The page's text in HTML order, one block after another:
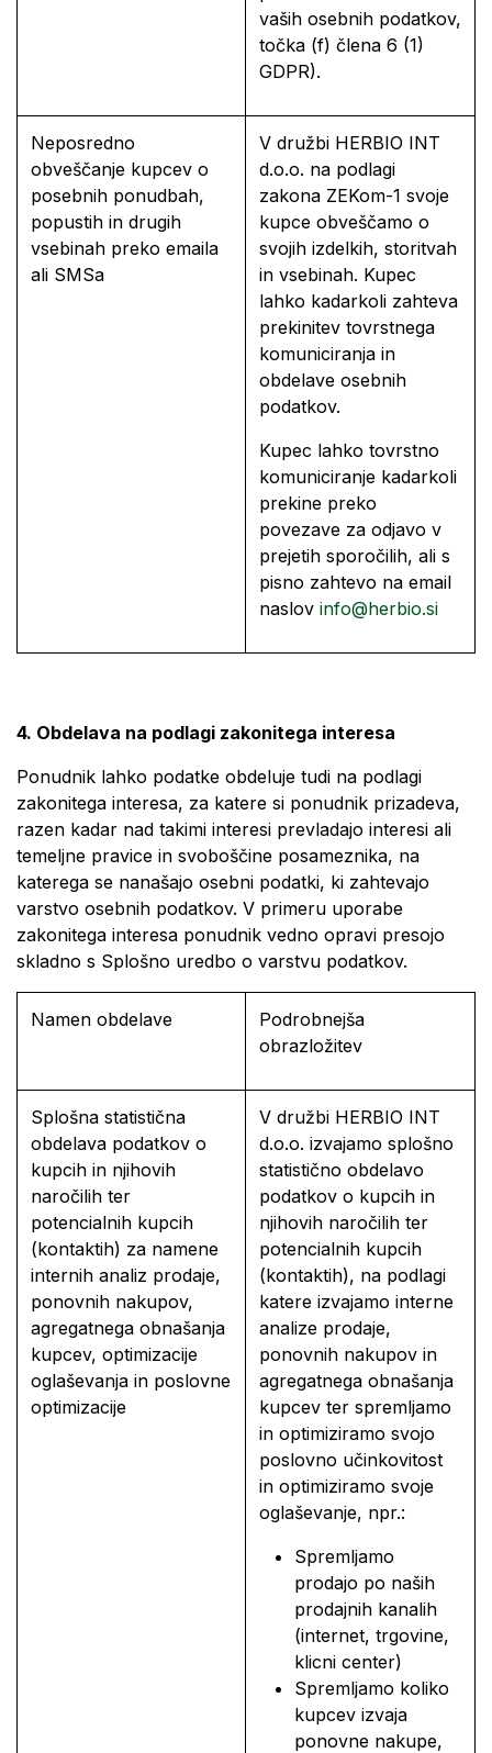
vaših osebnih podatkov,
točka (f) člena 6 (1)
GDPR).
Neposredno
obveščanje kupcev o
posebnih ponudbah,
popustih in drugih
vsebinah preko emaila
ali SMSa
V družbi HERBIO INT
d.o.o. na podlagi
zakona ZEKom-1 svoje
kupce obveščamo o
svojih izdelkih, storitvah
in vsebinah. Kupec
lahko kadarkoli zahteva
prekinitev tovrstnega
komuniciranja in
obdelave osebnih
podatkov.
Kupec lahko tovrstno
komuniciranje kadarkoli
prekine preko
povezave za odjavo v
prejetih sporočilih, ali s
pisno zahtevo na email
naslov info@herbio.si
4. Obdelava na podlagi zakonitega interesa
Ponudnik lahko podatke obdeluje tudi na podlagi
zakonitega interesa, za katere si ponudnik prizadeva,
razen kadar nad takimi interesi prevladajo interesi ali
temeljne pravice in svoboščine posameznika, na
katerega se nanašajo osebni podatki, ki zahtevajo
varstvo osebnih podatkov. V primeru uporabe
zakonitega interesa ponudnik vedno opravi presojo
skladno s Splošno uredbo o varstvu podatkov.
Namen obdelave
Podrobnejša
obrazložitev
Splošna statistična
obdelava podatkov o
kupcih in njihovih
naročilih ter
potencialnih kupcih
(kontaktih) za namene
internih analiz prodaje,
ponovnih nakupov,
agregatnega obnašanja
kupcev, optimizacije
oglaševanja in poslovne
optimizacije
V družbi HERBIO INT
d.o.o. izvajamo splošno
statistično obdelavo
podatkov o kupcih in
njihovih naročilih ter
potencialnih kupcih
(kontaktih), na podlagi
katere izvajamo interne
analize prodaje,
ponovnih nakupov in
agregatnega obnašanja
kupcev ter spremljamo
in optimiziramo svojo
poslovno učinkovitost
in optimiziramo svoje
oglaševanje, npr.:
Spremljamo
prodajo po naših
prodajnih kanalih
(internet, trgovine,
klicni center)
Spremljamo koliko
kupcev izvaja
ponovne nakupe,